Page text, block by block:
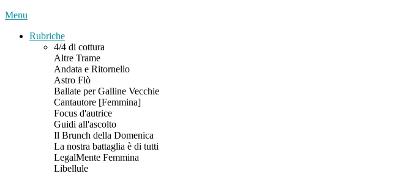
Menu
Rubriche
4/4 di cottura
Altre Trame
Andata e Ritornello
Astro Flò
Ballate per Galline Vecchie
Cantautore [Femmina]
Focus d'autrice
Guidi all'ascolto
Il Brunch della Domenica
La nostra battaglia è di tutti
LegalMente Femmina
Libellule